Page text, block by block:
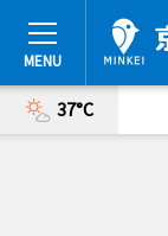
37°C